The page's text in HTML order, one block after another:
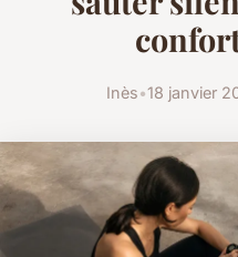
Inès•18 janvier